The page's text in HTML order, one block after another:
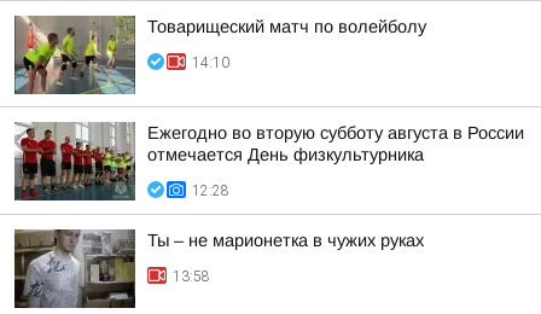
Товарищеский матч по волейболу
14:10
Ежегодно во вторую субботу августа в России
отмечается День физкультурника
12:28
Ты – не марионетка в чужих руках
13:58